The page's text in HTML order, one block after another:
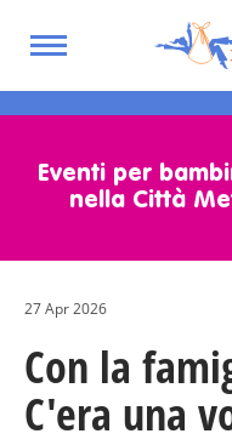
content
Toggle
Eventi per
nella Città
27 Apr 2026
Con la
C'era una